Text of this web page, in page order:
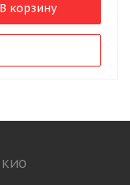
В корзину
КИО